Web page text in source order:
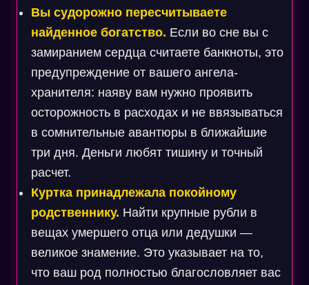
Вы судорожно пересчитываете
найденное богатство. Если во сне вы с
замиранием сердца считаете банкноты, это
предупреждение от вашего ангела-
хранителя: наяву вам нужно проявить
осторожность в расходах и не ввязываться
в сомнительные авантюры в ближайшие
три дня. Деньги любят тишину и точный
расчет.
Куртка принадлежала покойному
родственнику. Найти крупные рубли в
вещах умершего отца или дедушки —
великое знамение. Это указывает на то,
что ваш род полностью благословляет вас